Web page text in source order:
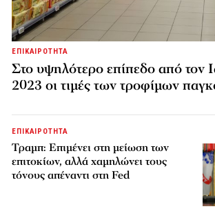
ΕΠΙΚΑΙΡΟΤΗΤΑ
Στο υψηλότερο επίπεδο από τον
2023 οι τιμές των τροφίμων
ΕΠΙΚΑΙΡΟΤΗΤΑ
Τραμπ: Επιμένει στη μείωση των
επιτοκίων, αλλά χαμηλώνει τους
τόνους απέναντι στη Fed